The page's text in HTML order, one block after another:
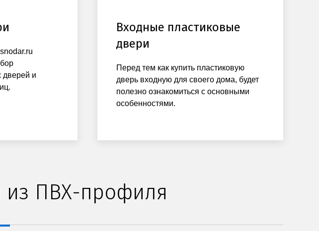
дверей и
Входные пластиковые
двери
Перед тем как купить пластиковую
дверь входную для своего дома, будет
полезно ознакомиться с основными
особенностями.
из ПВХ-профиля